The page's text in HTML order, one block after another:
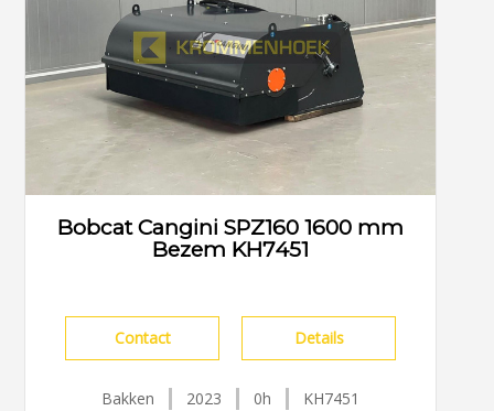
Bobcat Cangini SPZ160 1600 mm
Bezem KH7451
Contact Details
Bakken 2023 0h KH7451